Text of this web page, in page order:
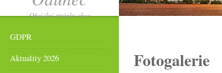
Oficiální stránky obce
GDPR
Aktuality 2026
Fotogalerie